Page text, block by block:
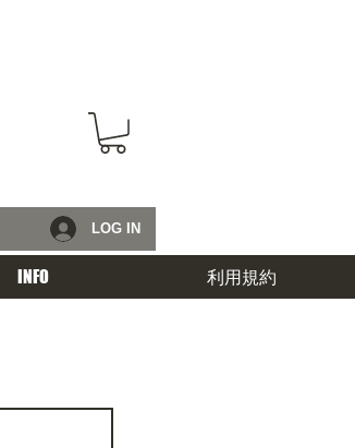
LOG IN
INFO 利用規約